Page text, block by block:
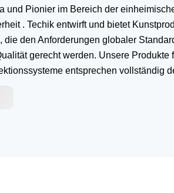
und Pionier im Bereich der
. Techik entwirft und bietet
die den Anforderungen globaler
gerecht werden. Unsere Produkte
entsprechen vollständig
CE, ISO9001, ISO14001 und den
was Ihnen großes Vertrauen und